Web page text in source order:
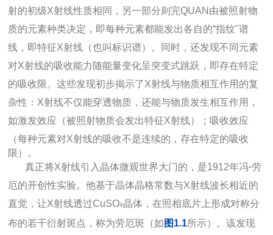
射的初级X射线性质相同，另一部分则完QUAN由被照射物
质的元素种类决定，即每种元素都能发出各自的“指纹"谱
线，即特征X射线（也叫标识谱）。同时，还发现不同元素
对X射线的吸收能力随能量变化呈突变式跳跃，即存在特定
的吸收限。这些发现初步揭示了X射线与物质相互作用的复
杂性：X射线不仅能穿透物质，还能与物质发生相互作用，
如激发效应（被照射物质会发出特征X射线）；吸收效应
（每种元素对X射线的吸收不是连续的，存在特定的吸收
限）。
真正将X射线引入晶体微观世界大门的，是1912年冯·劳
厄的开创性实验。他基于晶体晶格常数与X射线波长相近的
直觉，让X射线透过CuSO4晶体，在照相底片上形成对称分
布的若干衍射斑点，称为劳厄斑（如 图1.1所示）。该发现